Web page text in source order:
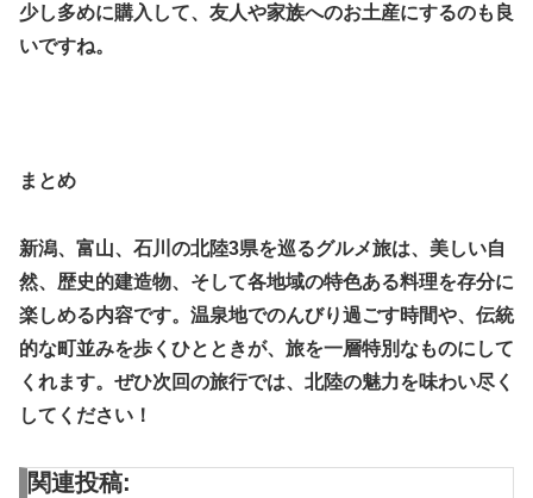
少し多めに購入して、友人や家族へのお土産にするのも良
いですね。
まとめ
新潟、富山、石川の北陸3県を巡るグルメ旅は、美しい自
然、歴史的建造物、そして各地域の特色ある料理を存分に
楽しめる内容です。温泉地でのんびり過ごす時間や、伝統
的な町並みを歩くひとときが、旅を一層特別なものにして
くれます。ぜひ次回の旅行では、北陸の魅力を味わい尽く
してください！
関連投稿: